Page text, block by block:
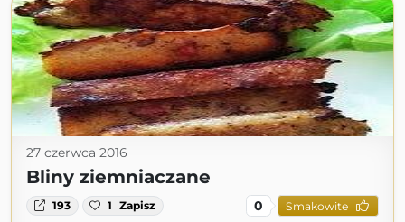
27 czerwca 2016
Bliny ziemniaczane
193 1 Zapisz 0 Smakowite